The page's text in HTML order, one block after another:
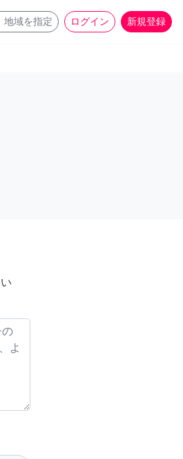
地域を指定 ログイン 新規登録